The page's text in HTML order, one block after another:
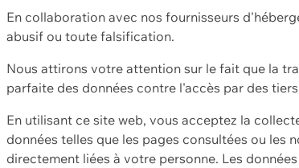
En collaboration avec nos fournisseurs
abusif ou toute falsification.
Nous attirons votre attention sur le fait que la
parfaite des données contre l'accès par des
En utilisant ce site web, vous acceptez la
données telles que les pages consultées ou les
directement liées à votre personne. Les